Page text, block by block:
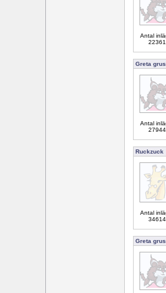
Antal
22361
Greta grus
Antal
27944
Ruckzuck
Antal
34614
Greta grus